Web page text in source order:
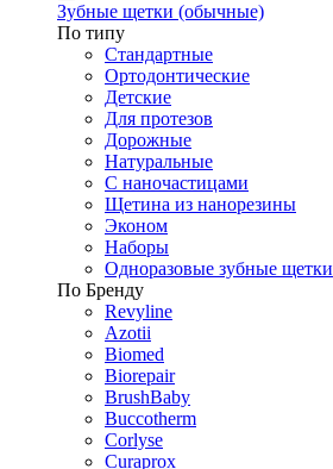
Зубные щетки (обычные)
По типу
Стандартные
Ортодонтические
Детские
Для протезов
Дорожные
Натуральные
С наночастицами
Щетина из нанорезины
Эконом
Наборы
Одноразовые зубные щетки
По Бренду
Revyline
Azotii
Biomed
Biorepair
BrushBaby
Buccotherm
Corlyse
Curaprox